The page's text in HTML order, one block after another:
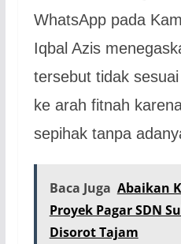
WhatsApp pada
Iqbal Azis
tersebut tidak
ke arah fitnah
sepihak tanpa
Baca Juga Abaikan
Proyek Pagar SDN
Disorot Tajam